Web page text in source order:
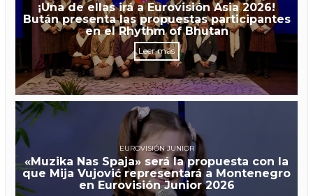
¡Una de ellas irá a Eurovisión Asia 2026!
Bután presenta las propuestas participantes
en el Rhythm of Bhutan
Leer más
EUROVISIÓN JUNIOR
«Muzika Nas Spaja» será la propuesta con la
que Mija Vujović representará a Montenegro
en Eurovisión Junior 2026